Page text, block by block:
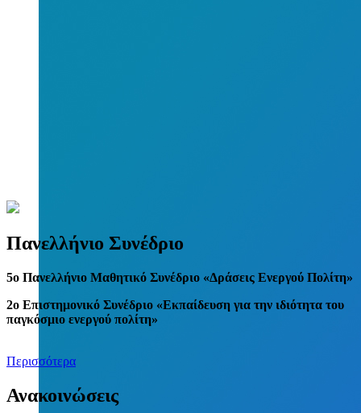
Πανελλήνιο Συνέδριο
5o Πανελλήνιο Μαθητικό Συνέδριο «Δράσεις Ενεργού Πολίτη»
2ο Επιστημονικό Συνέδριο «Εκπαίδευση για την ιδιότητα του
παγκόσμιο ενεργού πολίτη»
Περισσότερα
Ανακοινώσεις